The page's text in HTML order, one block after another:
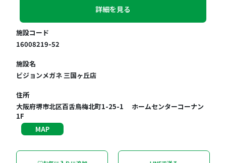
詳細を見る
施設コード
16008219-52
施設名
ビジョンメガネ 三国ヶ丘店
住所
大阪府堺市北区百舌鳥梅北町1-25-1 ホームセンターコーナン
1F
MAP